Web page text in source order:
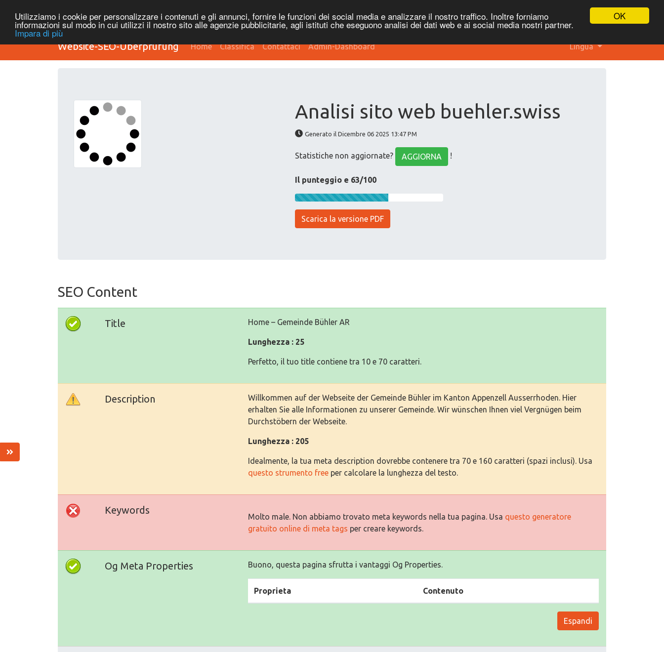
OK
Utilizziamo i cookie per personalizzare i contenuti e gli annunci, fornire le funzioni dei social media e analizzare il nostro traffico. Inoltre forniamo
informazioni sul modo in cui utilizzi il nostro sito alle agenzie pubblicitarie, agli istituti che eseguono analisi dei dati web e ai social media nostri partner.
Impara di più
Website-SEO-Überprüfung Home Classifica Contattaci Admin-Dashboard Lingua
Analisi sito web buehler.swiss
Generato il Dicembre 06 2025 13:47 PM
Statistiche non aggiornate? AGGIORNA !
Il punteggio e 63/100
Scarica la versione PDF
SEO Content
Title Home – Gemeinde Bühler AR
Lunghezza : 25
Perfetto, il tuo title contiene tra 10 e 70 caratteri.
Description
Willkommen auf der Webseite der Gemeinde Bühler im Kanton Appenzell Ausserrhoden. Hier
erhalten Sie alle Informationen zu unserer Gemeinde. Wir wünschen Ihnen viel Vergnügen beim
Durchstöbern der Webseite.
Lunghezza : 205
Idealmente, la tua meta description dovrebbe contenere tra 70 e 160 caratteri (spazi inclusi). Usa
questo strumento free per calcolare la lunghezza del testo.
Keywords
Molto male. Non abbiamo trovato meta keywords nella tua pagina. Usa questo generatore
gratuito online di meta tags per creare keywords.
Og Meta Properties Buono, questa pagina sfrutta i vantaggi Og Properties.
Proprieta Contenuto
Espandi